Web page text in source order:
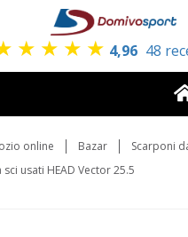
★ ★ ★ ★ 4,96 48
online Bazar
Scarponi
usati HEAD Vector 25.5